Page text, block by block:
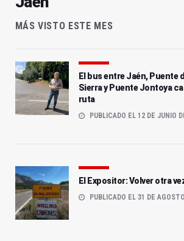
MÁS VISTO ESTE MES
El bus entre Jaén, Puente
Sierra y Puente Jontoya
ruta
PUBLICADO EL 12 DE JUNIO
El Expositor: Volver otra
PUBLICADO EL 31 DE